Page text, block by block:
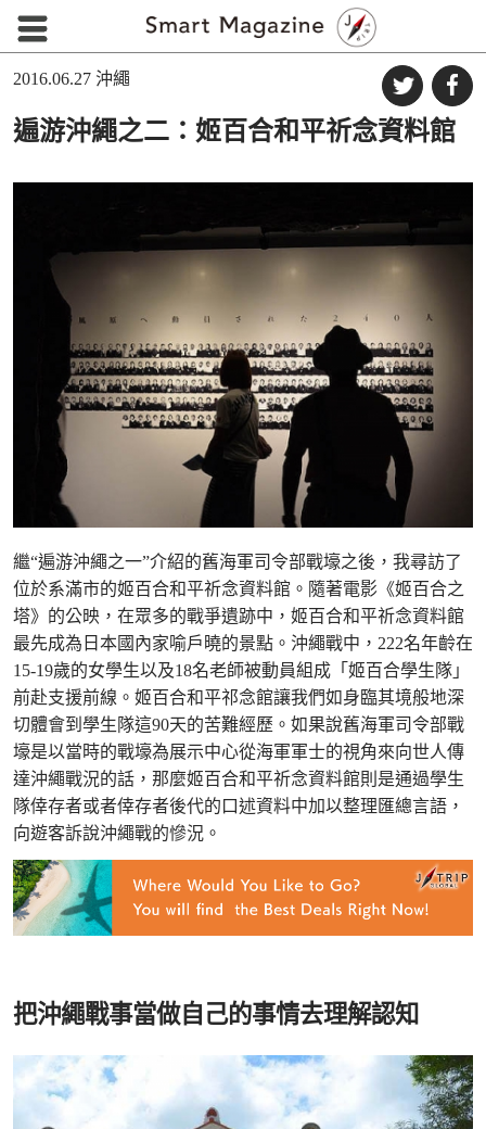
2016.06.27 沖繩
遍游沖繩之二：姬百合和平祈念資料館
繼“遍游沖繩之一”介紹的舊海軍司令部戰壕之後，我尋訪了
位於系滿市的姬百合和平祈念資料館。隨著電影《姬百合之
塔》的公映，在眾多的戰爭遺跡中，姬百合和平祈念資料館
最先成為日本國內家喻戶曉的景點。沖繩戰中，222名年齡在
15-19歲的女學生以及18名老師被動員組成「姬百合學生隊」
前赴支援前線。姬百合和平祁念館讓我們如身臨其境般地深
切體會到學生隊這90天的苦難經歷。如果說舊海軍司令部戰
壕是以當時的戰壕為展示中心從海軍軍士的視角來向世人傳
達沖繩戰況的話，那麼姬百合和平祈念資料館則是通過學生
隊倖存者或者倖存者後代的口述資料中加以整理匯總言語，
向遊客訴說沖繩戰的慘況。
把沖繩戰事當做自己的事情去理解認知